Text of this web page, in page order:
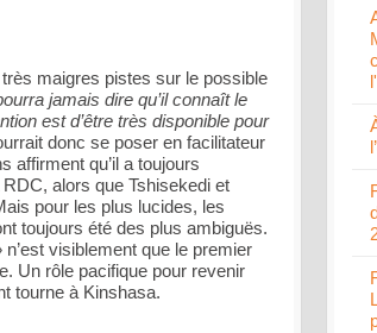
maigres pistes sur le possible
jamais dire qu’il connaît le
est d’être très disponible pour
donc se poser en facilitateur
affirment qu’il a toujours
alors que Tshisekedi et
pour les plus lucides, les
toujours été des plus ambiguës.
visiblement que le premier
Un rôle pacifique pour revenir
tourne à Kinshasa.